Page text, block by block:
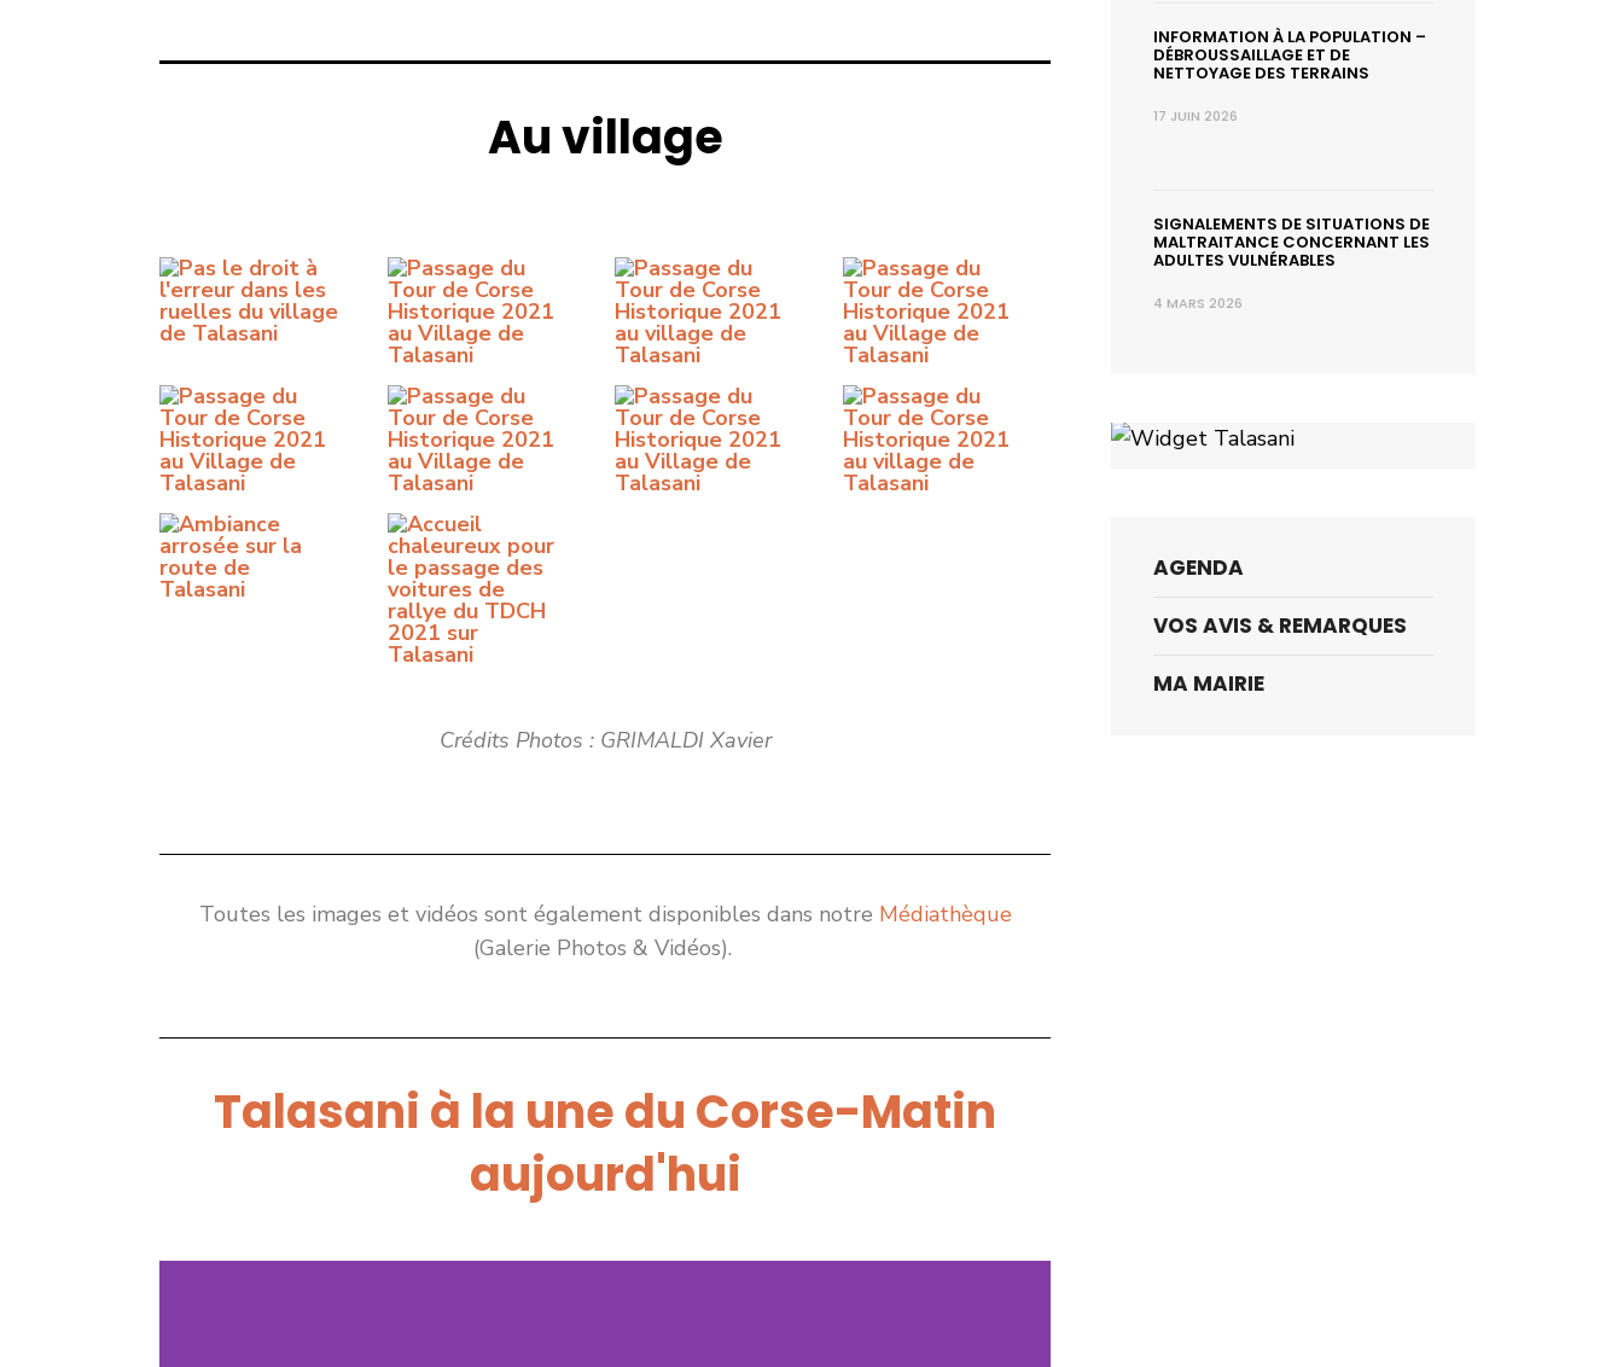
Au village
Crédits Photos : GRIMALDI Xavier
Toutes les images et vidéos sont également disponibles dans notre Médiathèque
(Galerie Photos & Vidéos).
Talasani à la une du Corse-Matin
aujourd'hui
INFORMATION À LA POPULATION –
DÉBROUSSAILLAGE ET DE
NETTOYAGE DES TERRAINS
17 JUIN 2026
SIGNALEMENTS DE SITUATIONS DE
MALTRAITANCE CONCERNANT LES
ADULTES VULNÉRABLES
4 MARS 2026
AGENDA
VOS AVIS & REMARQUES
MA MAIRIE